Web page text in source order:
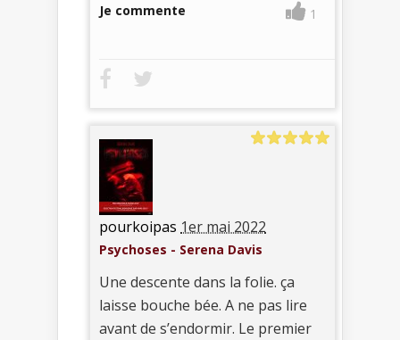
Je commente 1
pourkoipas 1er mai 2022
Psychoses - Serena Davis
Une descente dans la folie. ça
laisse bouche bée. A ne pas lire
avant de s’endormir. Le premier